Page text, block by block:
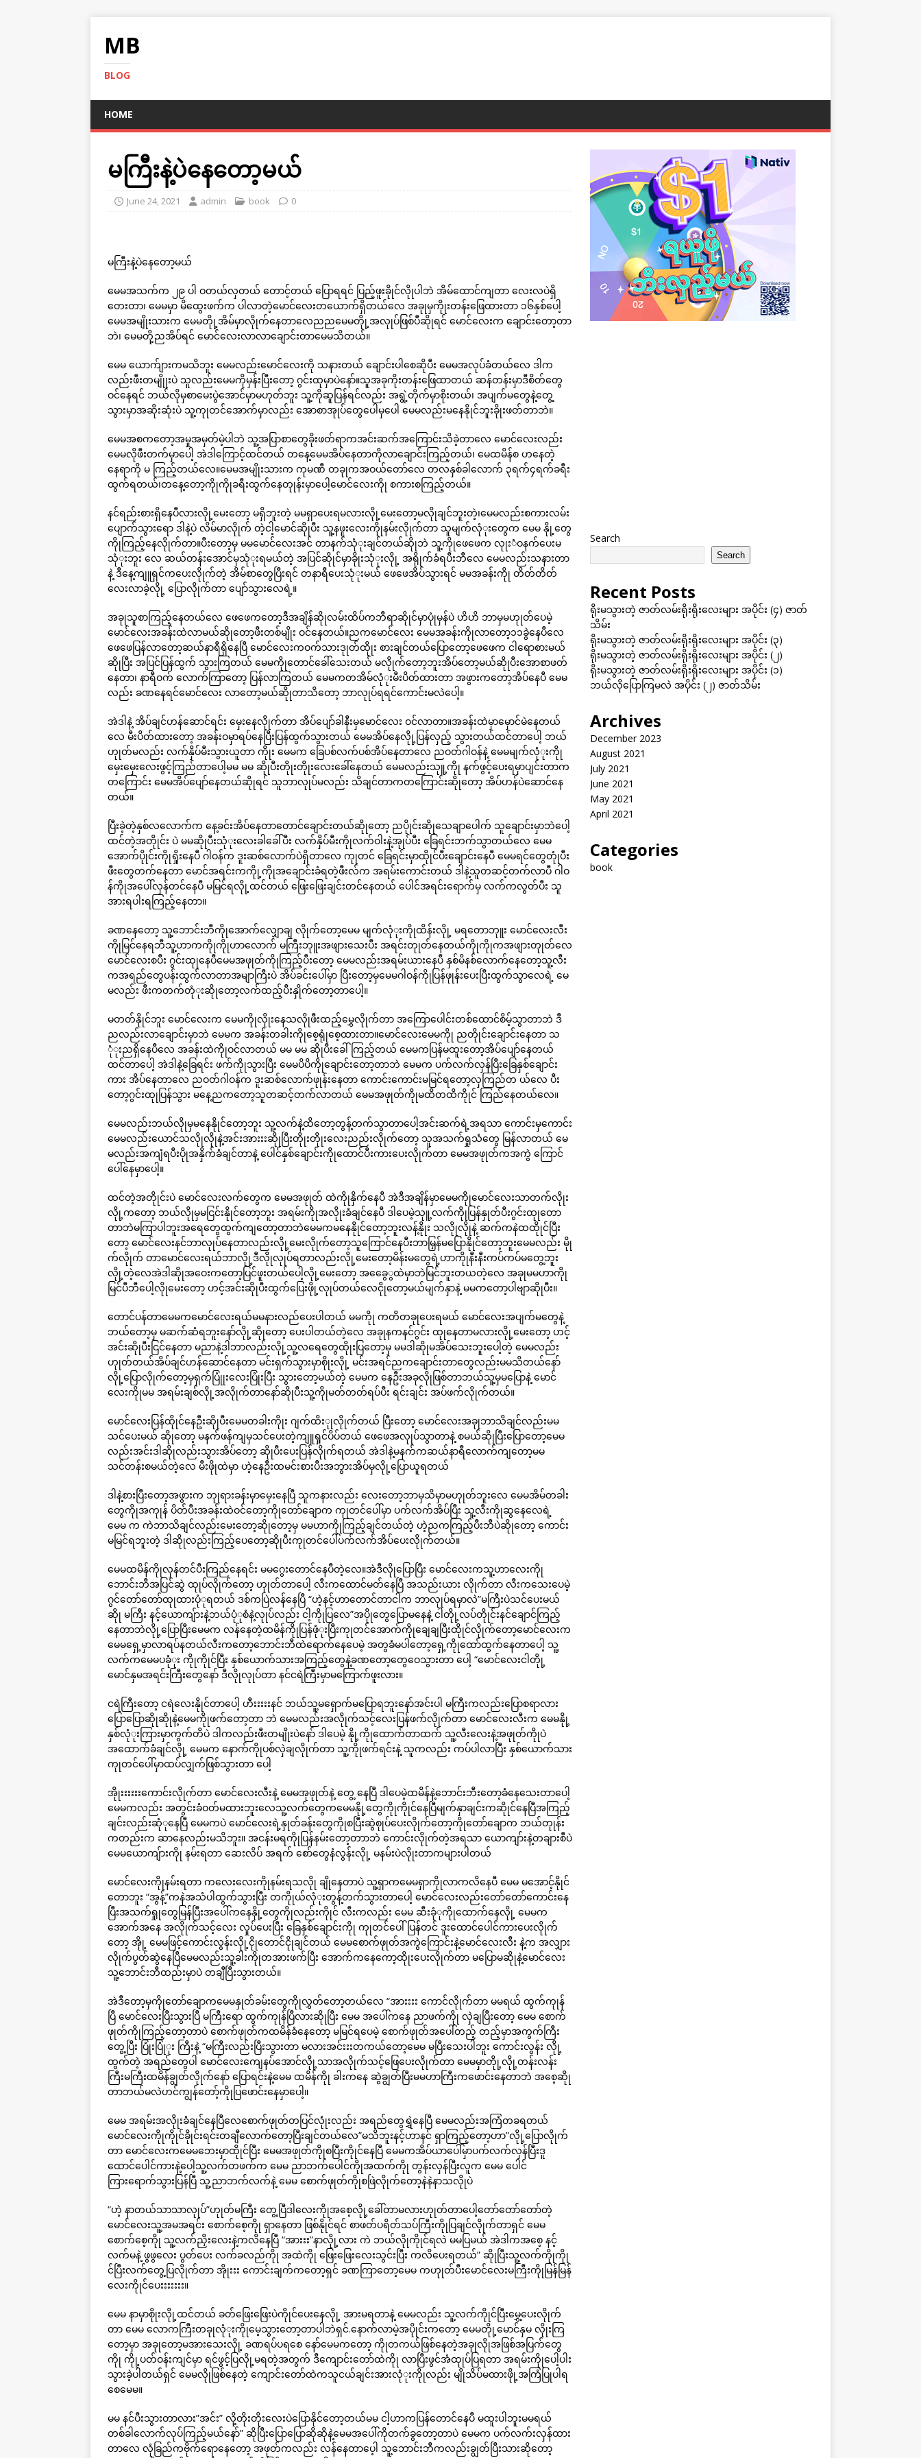
MB
BLOG
HOME
မကြီးနဲ့ပဲနေတော့မယ်
June 24, 2021 admin book 0
မကြီးနဲ့ပဲနေတော့မယ်
မေမအသက်က ၂၉ ပါ ဝတယ်လှတယ် တောင့်တယ် ပြောရရင် ပြည့်ဖူးခိုုင်လိုုပါဘဲ အိမ်ထောင်ကျတာ လေးလပဲရှိ
တေးတာ၊ မေမမှာ မိထွေးဖက်က ပါလာတဲ့မောင်လေးတယောက်ရှိတယ်လေ အခုုမှကိုုးတန်းဖြေထားတာ ၁၆နှစ်ပေါ့
မေမအမျိုးသားက မေမတိုု့အိမ်မှာလိုုက်နေတာလေညညမေမတိုု့အလုုပ်ဖြစ်ပီဆိုုရင် မောင်လေးက ချောင်းတော့တာ
ဘဲ၊ မေမတို့ညအိပ်ရင် မောင်လေးလာလာချောင်းတာမေမသိတယ်။
မေမ ယောက်ျားကမသိဘူး မေမလည်းမောင်လေးကို သနားတယ် ချောင်းပါစေဆိုပီး မေမအလုပ်ခံတယ်လေ ဒါက
လည်းဖီးတမျိုုးပဲ သူလည်းမေမကိုမှန်းပြီးတော့ ဂွင်းထုမှာပဲနော်။သူအခုကိုးတန်းဖြေထာတယ် ဆန်တန်းမှာဒီစိတ်တွေ
ဝင်နေရင် ဘယ်လိုမှစာမေးပွဲအောင်မှာမဟုတ်ဘူး သူ့ကိုဆူပြန်ရင်လည်း အရွဲ့တိုက်မှာစိုးတယ်၊ အပျက်မတွေနဲ့တွေ့
သွားမှာအဆိုးဆုံးပဲ သူ့ကုုတင်အောက်မှာလည်း အောစာအုုပ်တွေပေါမှပေါ မေမလည်းမနေနိုုင်ဘူးခိုုးဖတ်တာဘဲ။
မေမအစကတော့အမှုအမှတ်မဲ့ပါဘဲ သူ့အပြာစာတွေခိုးဖတ်ရာကအင်းဆက်အကြောင်းသိခဲ့တာလေ မောင်လေးလည်း
မေမလိုဖီးတက်မှာပေါ့ အဲဒါကြောင့်ထင်တယ် တနေ့မေမအိပ်နေတာကိုလာချောင်းကြည့်တယ်၊ မေထမိန်စ ဟနေတဲ့
နေရာကို မ ကြည့်တယ်လေ။မေမအမျိုးသားက ကုမဏီ တခုုကအဝယ်တော်လေ တလနှစ်ခါလောက် ၃ရက်၄ရက်ခရီး
ထွက်ရတယ်၊တနေ့တော့ကိုုကိုုခရီးထွက်နေတုုန်းမှာပေါ့မောင်လေးကိုု စကားစကြည့်တယ်။
နင်ရည်းစားရှိနေပီလားလိုု့မေးတော့ မရှိဘူးတဲ့ မမရှာပေးရမလားလိုု့မေးတော့မလိုုချင်ဘူးတဲ့၊မေမလည်းစကားလမ်း
ပျောက်သွားရော ဒါနဲ့ပဲ လိမ်မာလိုုက် တဲ့ငါ့မောင်ဆိုုပီး သူ့နဖူးလေးကိုုနမ်းလိုုက်တာ သူမျက်လုံုးတွေက မေမ နိုု့တွေ
ကိုုကြည့်နေလိုုက်တာ။ပီးတော့မှ မမမောင်လေးအင် တာနက်သုံုးချင်တယ်ဆိုုဘဲ သူ့ကိုုဖေဖေက လုုးံဝနက်ပေးမ
သုံုးဘူး လေ ဆယ်တန်းအောင်မှသုံုးရမယ်တဲ့ အပြင်ဆိုုင်မှာခိုုးသုံုးလိုု့ အရိုုက်ခံရပီးဘီလေ မေမလည်းသနားတာ
နဲ့ ဒီနေ့ကျူရှင်ကပေးလိုုက်တဲ့ အိမ်စာတွေပြီးရင် တနာရီပေးသုံုးမယ် ဖေဖေအိပ်သွားရင် မမအခန်းကိုု တိတ်တိတ်
လေးလာခဲ့လိုု့ ပြောလိုုက်တာ ပျော်သွားလေရဲ့။
အခုုသူစာကြည့်နေတယ်လေ ဖေဖေကတော့ဒီအချိန်ဆိုုလမ်းထိပ်ကဘီရာဆိုုင်မှာပုုံမှန်ပဲ ဟိဟိ ဘာမှမဟုုတ်ပေမဲ့
မောင်လေးအခန်းထဲလာမယ်ဆိုုတော့ဖီးတစ်မျိုး ဝင်နေတယ်။ညကမောင်လေး မေမအခန်းကိုုလာတော့၁၁ခွဲနေပီလေ
ဖေဖေပြန်လာတော့ဆယ်နာရီရှိနေပြီ မောင်လေးကဝက်သားဒုုတ်ထိုုး စားချင်တယ်ပြောတော့ဖေဖေက ငါရောစားမယ်
ဆိုုပြီး အပြင်ပြန်ထွက် သွားကြတယ် မေမကိုုတောင်ခေါ်သေးတယ် မလိုုက်တော့ဘူးအိပ်တော့မယ်ဆိုုပီးအောစာဖတ်
နေတာ၊ နာရီဝက် လောက်ကြာတော့ ပြန်လာကြတယ် မေမကတအိမ်လုံုးမီးပိတ်ထားတာ အဖွားကတော့အိပ်နေပီ မေမ
လည်း ခဏနေရင်မောင်လေး လာတော့မယ်ဆိုုတာသိတော့ ဘာလုုပ်ရရင်ကောင်းမလဲပေါ့။
အဲဒါနဲ့ အိပ်ချင်ဟန်ဆောင်ရင်း မှေးနေလိုုက်တာ အိပ်ပျော်ခါနီးမှမောင်လေး ဝင်လာတာ။အခန်းထဲမှာမှောင်မဲနေတယ်
လေ မီးပိတ်ထားတော့ အခန်းဝမှာရပ်နေပြီးပြန်ထွက်သွားတယ် မေမအိပ်နေလိုု့ပြန်လှည့် သွားတယ်ထင်တာပေါ့ ဘယ်
ဟုုတ်မလည်း လက်နှိပ်မီးသွားယူတာ ကိုုး မေမက ခြေပစ်လက်ပစ်အိပ်နေတာလေ ညဝတ်ဂါဝန်နဲ့ မေမမျက်လုံုးကိုု
မှေးမှေးလေးဖွင့်ကြည်တာပေါ့မမ မမ ဆိုုပီးတိုုးတိုုးလေးခေါ်နေတယ် မေမလည်းသုူ့ကိုု နက်ဖွင့်ပေးရမှာပျင်းတာက
တကြောင်း မေမအိပ်ပျော်နေတယ်ဆိုုရင် သူဘာလုုပ်မလည်း သိချင်တာကတကြောင်းဆိုုတော့ အိပ်ဟန်ပဲဆောင်နေ
တယ်။
ပြီးခဲ့တဲ့နှစ်လလောက်က နေ့ခင်းအိပ်နေတာတောင်ချောင်းတယ်ဆိုုတော့ ညပိုုင်းဆိုုသေချာပေါက် သူချောင်းမှာဘဲပေါ့
ထင်တဲ့အတိုုင်း ပဲ မမဆိုုပီးသုံုးလေးခါခေါ်ပီး လက်နှိပ်မီးကိုုလက်ဝါးနဲ့အုုပ်ပီး ခြေရင်းဘက်သွာတယ်လေ မေမ
အောက်ပိုုင်းကိုုရှိုးနေပီ ဂါဝန်က ဒူးဆစ်လောက်ပဲရှိတာလေ ကုုတင် ခြေရင်းမှာထိုုင်ပီးချောင်းနေပီ မေမရင်တွေတုုံပီး
ဖီးတွေတက်နေတာ မောင်အရင်းကကိုု့ကိုုအချောင်းခံရတဲ့ဖီးလ်က အရမ်းကောင်းတယ် ဒါနဲ့သူတဆင့်တက်လာပီ ဂါဝ
န်ကိုုအပေါ်လှန်တင်နေပီ မမြင်ရလိုု့ထင်တယ် ဖြေးဖြေးချင်းတင်နေတယ် ပေါင်အရင်းရောက်မှ လက်ကလွတ်ပီး သူ
အားရပါးရကြည့်နေတာ။
ခဏနေတော့ သူ့ဘောင်းဘီကိုုအောက်လျှောချ လိုုက်တော့မေမ မျက်လုံုးကိုုထိန်းလိုု့ မရတောဘုူး မောင်လေးလီး
ကိုုမြင်နေရဘီသူ့ဟာကကိုုကိုုဟာလောက် မကြီးဘုူးအဖျားသေးပီး အရင်းတုုတ်နေတယ်ကိုုကိုုကအဖျားတုုတ်လေ
မောင်လေးစပီး ဂွင်းထုုနေပီမေမအဖုုတ်ကိုုကြည့်ပီးတော့ မေမလည်းအရမ်းယားနေပီ နှစ်မိနစ်လောက်နေတော့သူ့လီး
ကအရည်တွေပန်းထွက်လာတာအမျာကြီးပဲ အိပ်ခင်းပေါ်မှာ ပြီးတော့မှမေမဂါဝန်ကိုုပြန်ဖုုန်းပေးပြီးထွက်သွာလေရဲ့ မေ
မလည်း ဖီးကတက်တုံုးဆိုုတော့လက်ထည့်ပီးနှိုက်တော့တာပေါ့။
မတတ်နိုုင်ဘူး မောင်လေးက မေမကိုုလိုုးနေသလိုုဖီးထည့်မွှေလိုုက်တာ အကြောပေါင်းတစ်ထောင်စိမ့်သွာတာဘဲ ဒီ
ညလည်းလာချောင်းမှာဘဲ မေမက အခန်းတခါးကိုုစေ့ရုုံစေ့ထားတာ။မောင်လေးမေမကိုု ညတိုုင်းချောင်းနေတာ သ
ုံုးညရှိနေပီလေ အခန်းထဲကိုုဝင်လာတယ် မမ မမ ဆိုုပီးခေါ်ကြည့်တယ် မေမကပြန်မထူးတော့အိပ်ပျော်နေတယ်
ထင်တာပေါ့ အဲဒါနဲ့ခြေရင်း ဖက်ကိုုသွားပြီး မေမပိပိကိုုချောင်းတော့တာဘဲ မေမက ပက်လက်လှန်ပြီးခြေနှစ်ချောင်း
ကား အိပ်နေတာလေ ညဝတ်ဂါဝန်က ဒူးဆစ်လောက်ဖုုန်းနေတာ ကောင်းကောင်းမမြင်ရတော့လှကြည်တ ယ်လေ ပီး
တော့ဂွင်းထုုပြန်သွား မနေ့ညကတော့သူတဆင့်တက်လာတယ် မေမအဖုုတ်ကိုုမထိတထိကိုုင် ကြည်နေတယ်လေ။
မေမလည်းဘယ်လိုုမှမနေနိုုင်တော့ဘူး သူ့လက်နဲ့ထိတော့တွန့်တက်သွာတာပေါ့အင်းဆက်ရဲ့အရသာ ကောင်းမှကောင်း
မေမလည်းယောင်သလိုုလိုုနဲ့အင်းအားးးဆိုုပြီးတိုုးတိုုးလေးညည်းလိုုက်တော့ သူအသက်ရှုသံတွေ မြန်လာတယ် မေ
မလည်းအကျံရပီးပိုုအနှိက်ခံချင်တာနဲ့ ပေါင်နှစ်ချောင်းကိုုထောင်ပီးကားပေးလိုုက်တာ မေမအဖုုတ်ကအကွဲ ကြောင်
ပေါ်နေမှာပေါ့။
ထင်တဲ့အတိုုင်းပဲ မောင်လေးလက်တွေက မေမအဖုုတ် ထဲကိုုနှိက်နေပီ အဲဒီအချိန်မှာမေမကိုုမောင်လေးသာတက်လိုုး
လိုု့ကတော့ ဘယ်လိုုမှမငြင်းနိုုင်တော့ဘူး အရမ်းကိုုအလိုုးခံချင်နေပီ ဒါပေမဲ့သုူ့လက်ကိုုပြန်နှုတ်ပီးဂွင်းထုုတော
တာဘဲမကြာပါဘူးအရေတွေထွက်ကျတော့တာဘဲမေမကမနေနိုုင်တော့ဘူးလန့်နိုုး သလိုုလိုုနဲ့ ဆက်ကနဲထထိုုင်ပြီး
တော့ မောင်လေးနင်ဘာလုုပ်နေတာလည်းလိုု့မေးလိုုက်တော့သူကြောင်နေပီးဘာမြှန်မပြောနိုုင်တော့ဘူးမေမလည်း မိုု
က်လိုုက် တာမောင်လေးရယ်ဘာလိုု့ဒီလိုုလုုပ်ရတာလည်းလိုု့မေးတော့မိန်းမတွေရဲ့ဟာကိုုနီးနီးကပ်ကပ်မတွေ့ဘူး
လိုု့တဲ့လေအဲဒါဆိုုအဝေးကတော့ပြင်ဖူးတယ်ပေါ့လိုု့မေးတော့ အခွေေွထဲမှာဘဲမြင်ဘူးတယတဲ့လေ အခုုမမဟာကိုု
မြင်ပီဘီပေါ့လိုုမေးတော့ ဟင့်အင်းဆိုုပီးထွက်ပြေးဖိုု့လုုပ်တယ်လေငိုုတော့မယ်မျက်နှာနဲ့ မမကတော့ပါဗျာဆိုုပီး။
တောင်ပန်တာမေမကမောင်လေးရယ်မမနားလည်ပေးပါတယ် မမကိုု ကတိတခုုပေးရမယ် မောင်လေးအပျက်မတွေနဲ့
ဘယ်တော့မှ မဆက်ဆံရဘူးနော်လိုု့ဆိုုတော့ ပေးပါတယ်တဲ့လေ အခုုနကနင်ဂွင်း ထုုနေတာမလားလိုု့မေးတော့ ဟင့်
အင်းဆိုုပီးငြင်နေတာ မညာနဲ့ဒါဘာလည်းလိုု့သူ့လရေတွေထိုုးပြတော့မှ မမဒါဆိုုမအိပ်သေးဘူးပေါ့တဲ့ မေမလည်း
ဟုုတ်တယ်အိပ်ချင်ဟန်ဆောင်နေတာ မင်းရှက်သွားမှာစိုုးလိုု့ မင်းအရင်ညကချောင်းတာတွေလည်းမမသိတယ်နော်
လိုု့ပြောလိုုက်တော့မှရှက်ပြုုံးလေးပြုံးပြီး သွားတော့မယ်တဲ့ မေမက နေဦးအခုလိုုဖြစ်တာဘယ်သူ့မှမပြောနဲ့ မောင်
လေးကိုုမမ အရမ်းချစ်လိုု့အလိုုက်တာနော်ဆိုုပီးသူ့ကိုုမတ်တတ်ရပ်ပီး ရင်းချင်း အပ်ဖက်လိုုက်တယ်။
မောင်လေးပြန်ထိုုင်နေဦးဆိုုပီးမေမတခါးကိုုး ဂျက်ထိးုုလိုုက်တယ် ပြီးတော့ မောင်လေးအခုုဘာသိချင်လည်းမမ
သင်ပေးမယ် ဆိုုတော့ မနက်ဖန်ကျမှသင်ပေးတဲ့ကျူရှုင်ပိပ်တယ် ဖေဖေအလုုပ်သွာတာနဲ့ စမယ်ဆိုုပြီးပြောတော့မေမ
လည်းအင်းဒါဆိုုလည်းသွားအိပ်တော့ ဆိုုပီးပေးပြန်လိုုက်ရတယ် အဲဒါနဲ့မနက်ကဆယ်နာရီလောက်ကျတော့မမ
သင်တန်းစမယ်တဲ့လေ မီးဖိုုထဲမှာ ဟဲ့နေဦးထမင်းစားပီးအဘွားအိပ်မှလိုု့ပြောယူရတယ်
ဒါနဲ့စားပြီးတော့အဖွားက ဘုုရားခန်းမှာမှေးနေပြီ သူကနားလည်း လေးတော့ဘာမှသိမှာမဟုုတ်ဘူးလေ မေမအိမ်တခါး
တွေကိုုအကုုန် ပိတ်ပီးအခန်းထဲဝင်တော့ကိုုတော်ချောက ကုုတင်ပေါ်မှာ ပက်လက်အိပ်ပြီး သူ့လီးကိုုဆွနေလေရဲ့
မေမ က ကဲဘာသိချင်လည်းမေးတော့ဆိုုတော့မှ မမဟာကိုုကြည့်ချင်တယ်တဲ့ ဟဲ့ညကကြည့်ပီးဘီပဲဆိုုတော့ ကောင်း
မမြင်ရဘူးတဲ့ ဒါဆိုုလည်းကြည့်ပေတော့ဆိုုပီးကုုတင်ပေါ်ပက်လက်အိပ်ပေးလိုုက်တယ်။
မေမထမိန်ကိုုလှန်တင်ပီးကြည်နေရင်း မမဂွေးတောင်နေပီတဲ့လေ။အဲဒီလိုုပြောပြီး မောင်လေးကသူ့ဟာလေးကိုု
ဘောင်းဘီအပြင်ဆွဲ ထုုပ်လိုုက်တော့ ဟုုတ်တာပေါ့ လီးကထောင်မတ်နေပြီ အသည်းယား လိုုက်တာ လီးကသေးပေမဲ့
ဂွင်တော်တော်ထုုထားပုံုရတယ် ဒစ်ကပြဲလန်နေပြီ “ဟဲ့နင့်ဟာတောင်တာငါက ဘာလုုပ်ရမှာလဲ”မကြီးပဲသင်ပေးမယ်
ဆိုု မကြီး နင့်ယောကျ်ားနဲ့ဘယ်ပုံုစံနဲ့လုုပ်လည်း ငါ့ကိုုပြလေ”အပိုုတွေပြောမနေနဲ့ ငါတိုု့လပ်တိုုင်းနင်ချောင်ကြည့်
နေတာဘဲလိုု့ပြောပြီးမေမက လန်နေတဲ့ထမိန်ကိုုပြန်ဖုံုးပြီးကုုတင်အောက်ကိုုချေချပြီးထိုုင်လိုုက်တော့မောင်လေးက
မေမရှေ့မှာလာရပ်နတယ်လီးကတော့ဘောင်းဘီထဲရောက်နေပေမဲ့ အတွခံမပါတော့ရှေ့ကိုုထော်ထွက်နေတာပေါ့ သူ့
လက်ကမေမပခုံုး ကိုုကိုုင်ပြီး နှစ်ယောက်သားအကြည့်တွေနဲ့ခဏတော့တွေဝေသွားတာ ပေါ့ “မောင်လေးငါတိုု့
မောင်နှမအရင်းကြီးတွေနော် ဒီလိုုလုုပ်တာ နင်ငရဲကြီးမှာမကြောက်ဖူးလား။
ငရဲကြီးတော့ ငရဲလေးနိုုင်တာပေါ့ ဟီးးးးးနင် ဘယ်သူ့မရှောက်မပြောရဘူးနော်အင်းပါ မကြီးကလည်းပြောစရာလား
ပြောပြောဆိုုဆိုုနဲ့မေမကိုုဖက်တော့တာ ဘဲ မေမလည်းအလိုုက်သင့်လေးပြန်ဖက်လိုုက်တာ မောင်လေးလီးက မေမနိုု့
နှစ်လုံုးကြားမှာကွက်တိပဲ ဒါကလည်းဖီးတမျိုးပဲနော် ဒါပေမဲ့ နိုု့ကိုုထောက်တာထက် သူ့လီးလေးနဲ့အဖုုတ်ကိုုပဲ
အထောက်ခံချင်လိုု့ မေမက နောက်ကိုုပစ်လှဲချလိုုက်တာ သူ့ကိုုဖက်ရင်းနဲ့ သူကလည်း ကပ်ပါလာပြီး နှစ်ယောက်သား
ကုုတင်ပေါ်မှာထပ်လျှက်ဖြစ်သွားတာ ပေါ့
အိုုးးးးးးကောင်းလိုုက်တာ မောင်လေးလီးနဲ့ မေမအုဖုုတ်နဲ့ တွေ့ နေပြီ ဒါပေမဲ့ထမိန်နဲ့ဘောင်းဘီးတော့ခံနေသေးတာပေါ့
မေမကလည်း အတွင်းခံဝတ်မထားဘူးလေသူ့လက်တွေကမေမနိုု့တွေကိုုကိုုင်နေပြီမျက်နှာချင်းကဆိုုင်နေပြီအကြည့်
ချင်းလည်းဆုံုနေပြီ မေမကပဲ မောင်လေးရဲ့နှုတ်ခန်းတွေကိုုစပြီးဆွဲစုုပ်ပေးလိုုက်တော့ကိုုတော်ချောက ဘယ်တုုန်း
ကတည်းက ဆာနေလည်းမသိဘူး။ အငန်းမရကိုုပြန်နမ်းတော့တာာဘဲ ကောင်းလိုုက်တဲ့အရသာ ယောကျာ်းနဲ့တချားစီပဲ
မေမယောကျ်ားကိုု နမ်းရတာ ဆေးလိပ် အရက် စော်တွေနံလွန်းလိုု့ မနမ်းပဲလိုုးတာကများပါတယ်
မောင်လေးကိုုနမ်းရတာ ကလေးလေးကိုုနမ်းရသလိုု ချိုနေတာပဲ သူ့ရှာကမေမရှာကိုုလာကလိနေပီ မေမ မအောင့်နိုုင်
တောဘူး “အွန့်”ကနဲအသံပါထွက်သွားပြီး တကိုုယ်လုံုးတွန့်တက်သွားတာပေါ့ မောင်လေးလည်းတော်တော်ကောင်းနေ
ပြီးအသက်ရှုုတွေမြန်ပြီးအပေါ်ကနေနိုု့တွေကိုုလည်းကိုုင် လီးကလည်း မေမ ဆီးခုံုကိုုထောက်နေလိုု့ မေမက
အောက်အနေ အလိုုက်သင့်လေး လှုပ်ပေးပြီး ခြေနှစ်ချောင်းကိုု ကုုတင်ပေါ်ပြန်တင် ဒူးထောင်ပေါင်ကားပေးလိုုက်
တော့ အိုု့ မေမဖြင့်ကောင်းလွန်းလိုု့ငိုုတောင်ငိုုချင်တယ် မေမစောက်ဖုုတ်အကွဲကြောင်းနဲ့မောင်လေးလီး နဲ့က အလျှား
လိုုက်ပွတ်ဆွဲနေပြီမေမလည်းသူ့ခါးကိုုတအားဖက်ပြီး အောက်ကနေကော့ထိုုးပေးလိုုက်တာ မပြောမဆိုုနဲ့မောင်လေး
သူ့ဘောင်းဘီထည်းမှာပဲ တချီပြီးသွားတယ်။
အဲဒီတော့မှကိုုတော်ချောကမေမနှုတ်ခမ်းတွေကိုုလွှတ်တော့တယ်လေ “အားးးး ကောင်လိုုက်တာ မမရယ် ထွက်ကုုန်
ပြီ မောင်လေးပြီးသွားပြီ မကြီးရော ထွက်ကုုန်ပြီလားဆိုုပြီး မေမ အပေါ်ကနေ ညာဖက်ကိုု လှဲချပြီးတော့ မေမ စောက်
ဖုုတ်ကိုုကြည့်တော့တာပဲ စောက်ဖုုတ်ကထမိန်ခံနေတော့ မမြင်ရပေမဲ့ စောက်ဖုုတ်အပေါ်တည့် တည့်မှာအကွက်ကြီး
တွေ့ပြီး ပြုံးပြုံုး ကြီးနဲ့ “မကြီးလည်းပြီးသွားတာ မလားအင်းးးတကယ်တော့မေမ မပြီးသေးပါဘူး ကောင်းလွန်း လိုု့
ထွက်တဲ့ အရည်တွေပါ မောင်လေးကျေနပ်အောင်လိုု့သာအလိုုက်သင့်ဖြေပေးလိုုက်တာ မေမမှာတိုု့လိုု့တန်းလန်း
ကြီးမကြီးထမိန်ချွတ်လိုုက်နော် ပြောရင်းနဲ့မေမ ထမိန်ကိုု ခါးကနေ ဆွဲချွတ်ပြီးမမဟာကြီးကဖောင်းနေတာဘဲ အစေ့ဆိုု
တာဘယ်မလဲဟင်ကျွန်တော့်ကိုုပြဖောင်းနေမှာပေါ့။
မေမ အရမ်းအလိုုးခံချင်နေပြီလေစောက်ဖုုတ်တပြင်လုုံးလည်း အရည်တွေရွှဲနေပြီ မေမလည်းအကြံတခရတယ်
မောင်လေးကိုုကိုုင်ခိုုင်းရင်းတချီလောက်တော့ပြီးချင်တယ်လေ”မသိဘူးနင့်ဟာနင် ရှာကြည့်တော့ဟာ”လိုု့ပြောလိုုက်
တာ မောင်လေးကမေမဘေးမှာထိုုင်ပြီး မေမအဖုုတ်ကိုုစပြီးကိုုင်နေပြီ မေမကအိပ်ယာပေါ်မှာပက်လက်လှန်ပြီးဒူ
ထောင်ပေါင်ကားနဲ့ပေါ့သူ့လက်တဖက်က မေမ ညာဘက်ပေါင်ကိုုအထက်ကိုု တွန်းလှန်ပြီးလူက မေမ ပေါင်
ကြားရောက်သွားပြန်ပြီ သူ့ညာဘက်လက်နဲ့ မေမ စောက်ဖုုတ်ကိုုစဖြဲလိုုက်တော့နဲနဲနာသလိုုပဲ
“ဟဲ့ နာတယ်သာသာလုုပ်”ဟုုတ်မကြီး တွေ့ပြီဒါလေးကိုုအစေ့လိုု့ခေါ်တာမလားဟုုတ်တာပေါ့တော်တော်တော်တဲ့
မောင်လေးသူ့အမအရင်း စောက်စေ့ကိုု ရှာနေတာ ဖြစ်နိုုင်ရင် စာဖတ်ပရိတ်သပ်ကြီးကိုုပြချင်လိုုက်တာရှင် မေမ
စောက်စေ့ကိုု သူ့လက်ညှိးလေးနဲ့ကလိနေပြီ “အားးး”နာလိုု့လား ကဲ ဘယ်လိုုကိုုင်ရလဲ မမပြမယ် အဲဒါကအစေ့ နင့်
လက်မနဲ့ ဖွဖွလေး ပွတ်ပေး လက်ခလည်ကိုု အထဲကိုု ဖြေးဖြေးလေးသွင်းပြီး ကလိပေးရတယ်” ဆိုုပြီးသူ့လက်ကိုုကိုု
င်ပြီးလက်တွေ့ပြလိုုက်တာ အိုုးးး ကောင်းချက်ကတော့ရှင် ခဏကြာတော့မေမ ကဟုုတ်ပီးမောင်လေးမကြီးကိုုမြန်မြန်
လေးကိုုင်ပေးးးးးးး။
မေမ နာမှာစိုုးလိုု့ထင်တယ် ခတ်ဖြေးဖြေးပဲကိုုင်ပေးနေလိုု့ အားမရတာနဲ့ မေမလည်း သူ့လက်ကိုုင်ပြီးမွှေ့ပေးလိုုက်
တာ မေမ လောကကြီးတခုုလုံုးကိုုမေ့သွားတော့တာပါဘဲရှင်.နောက်လာမဲ့အပိုုင်းကတော့ မေမတိုု့မောင်နှမ လိုုးကြ
တော့မှာ အခုုတော့မအားသေးလိုု့ ခဏရပ်ပရစေ နော်မေမကတော့ ကိုုတကယ်ဖြစ်နေတဲ့အခုုလိုုအဖြစ်အပြက်တွေ
ကိုု ကိုု့ပတ်ဝန်းကျင်မှာ ရင်ဖွင့်ပြလိုု့မရတဲ့အတွက် ဒီကျောင်းတော်ထဲကိုု လာပြီးဖွင်အံထုုပ်ပြရတာ အရမ်းကိုုပေါ့ပါး
သွားခဲ့ပါတယ်ရှင် မေမလိုုဖြစ်နေတဲ့ ကျောင်းတော်ထဲကသူငယ်ချင်းအားလုံုးကိုုလည်း မျိုသိပ်မထားဖိုု့အကြံပြုပါရ
စေမေမ။
မမ နင်ပီးသွားတာလား”အင်း” လို့တိုးတိုးလေးပဲပြောနိုင်တော့တယ်မမ ငါ့ဟာကပြန်တောင်နေပီ မထူးပါဘူးမမရယ်
တစ်ခါလောက်လုပ်ကြည့်မယ်နော်” ဆိုပြီးပြောပြောဆိုဆိုနဲ့မေမအပေါ်ကိုတက်ခွတော့တာပဲ မေမက ပက်လက်းလှန်ထား
တာလေ လုံခြည်ကဗိုက်ရောနေတော့ အဖုတ်ကလည်း လန်နေတာပေ့ါ သူ့ဘောင်းဘီကလည်းချွတ်ပြီးသားဆိုတော့
Search
Search
Recent Posts
ရိုးမသွားတဲ့ ဇာတ်လမ်းရိုးရိုးလေးများ အပိုင်း (၄) ဇာတ်
သိမ်း
ရိုးမသွားတဲ့ ဇာတ်လမ်းရိုးရိုးလေးများ အပိုင်း (၃)
ရိုးမသွားတဲ့ ဇာတ်လမ်းရိုးရိုးလေးများ အပိုင်း (၂)
ရိုးမသွားတဲ့ ဇာတ်လမ်းရိုးရိုးလေးများ အပိုင်း (၁)
ဘယ်လိုပြောကြမလဲ အပိုင်း (၂) ဇာတ်သိမ်း
Archives
December 2023
August 2021
July 2021
June 2021
May 2021
April 2021
Categories
book